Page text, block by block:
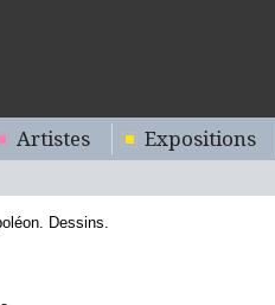
Artistes Expositions
Dessins.